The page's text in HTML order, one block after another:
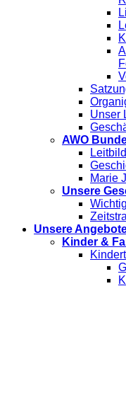
Unser
AWO
Leitbild
Marie
Unsere
Unsere
Kinder &